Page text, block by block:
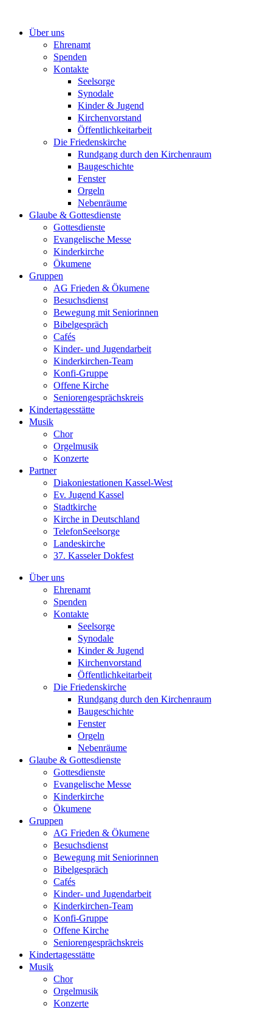
springenÜber uns
Ehrenamt
Spenden
Kontakte
Seelsorge
Synodale
Kinder & Jugend
Kirchenvorstand
Öffentlichkeitarbeit
Die Friedenskirche
Rundgang durch den Kirchenraum
Baugeschichte
Fenster
Orgeln
Nebenräume
Glaube & Gottesdienste
Gottesdienste
Evangelische Messe
Kinderkirche
Ökumene
Gruppen
AG Frieden & Ökumene
Besuchsdienst
Bewegung mit Seniorinnen
Bibelgespräch
Cafés
Kinder- und Jugendarbeit
Kinderkirchen-Team
Konfi-Gruppe
Offene Kirche
Seniorengesprächskreis
Kindertagesstätte
Musik
Chor
Orgelmusik
Konzerte
Partner
Diakoniestationen Kassel-West
Ev. Jugend Kassel
Stadtkirche
Kirche in Deutschland
TelefonSeelsorge
Landeskirche
37. Kasseler Dokfest
Über uns
Ehrenamt
Spenden
Kontakte
Seelsorge
Synodale
Kinder & Jugend
Kirchenvorstand
Öffentlichkeitarbeit
Die Friedenskirche
Rundgang durch den Kirchenraum
Baugeschichte
Fenster
Orgeln
Nebenräume
Glaube & Gottesdienste
Gottesdienste
Evangelische Messe
Kinderkirche
Ökumene
Gruppen
AG Frieden & Ökumene
Besuchsdienst
Bewegung mit Seniorinnen
Bibelgespräch
Cafés
Kinder- und Jugendarbeit
Kinderkirchen-Team
Konfi-Gruppe
Offene Kirche
Seniorengesprächskreis
Kindertagesstätte
Musik
Chor
Orgelmusik
Konzerte